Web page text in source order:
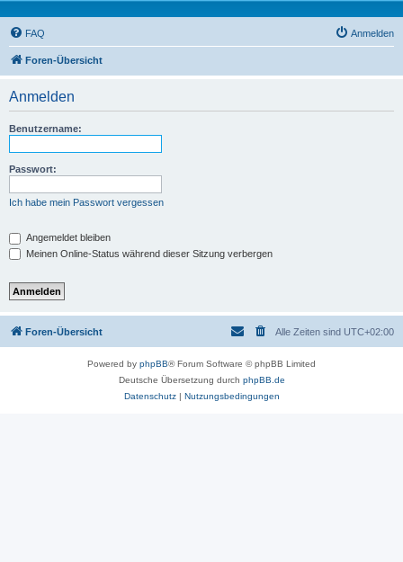
FAQ Anmelden
Foren-Übersicht
Anmelden
Benutzername:
Passwort:
Ich habe mein Passwort vergessen
Angemeldet bleiben
Meinen Online-Status während dieser Sitzung verbergen
Foren-Übersicht Alle Zeiten sind UTC+02:00
Powered by phpBB® Forum Software © phpBB Limited
Deutsche Übersetzung durch phpBB.de
Datenschutz| Nutzungsbedingungen